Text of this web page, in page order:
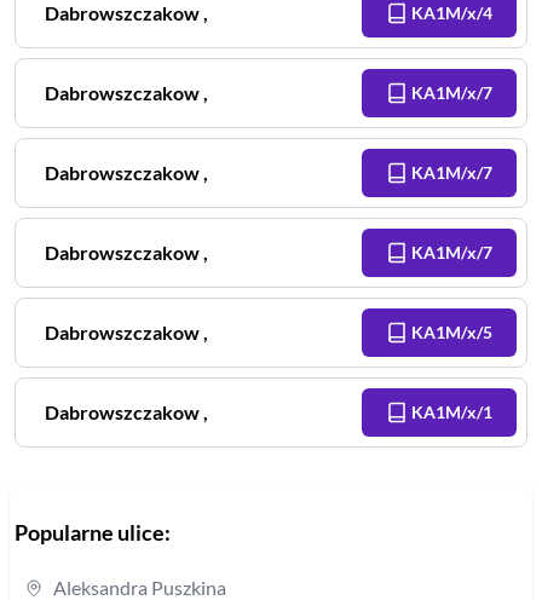
Dabrowszczakow, KA1M/x/4
Dabrowszczakow, KA1M/x/7
Dabrowszczakow, KA1M/x/7
Dabrowszczakow, KA1M/x/7
Dabrowszczakow, KA1M/x/5
Dabrowszczakow, KA1M/x/1
Popularne ulice:
Aleksandra Puszkina